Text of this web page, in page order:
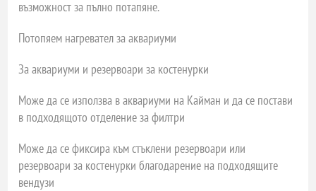
възможност за пълно потапяне.
Потопяем нагревател за аквариуми
За аквариуми и резервоари за костенурки
Може да се използва в аквариуми на Кайман и да се постави
в подходящото отделение за филтри
Може да се фиксира към стъклени резервоари или
резервоари за костенурки благодарение на подходящите
вендузи